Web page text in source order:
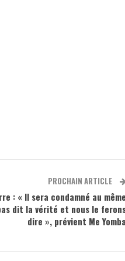
PROCHAIN ARTICLE
: « Il sera condamné au même
dit la vérité et nous le
dire », prévient Me Yomba